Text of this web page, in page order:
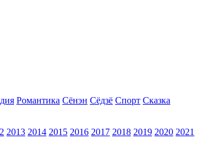
Романтика Сёнэн Сёдзё Спорт Сказка
2013 2014 2015 2016 2017 2018 2019 2020 2021